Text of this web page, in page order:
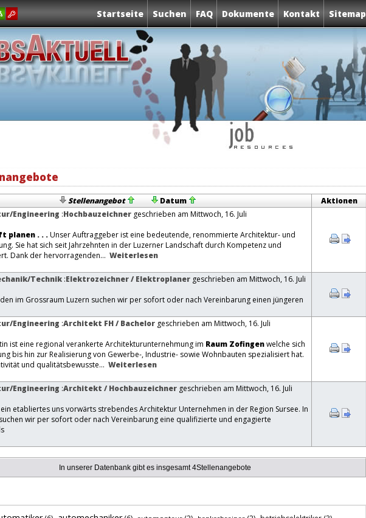
Startseite Suchen FAQ Dokumente Kontakt Sitemap
Stellenangebot Datum
Aktionen
Engineering :Hochbauzeichner geschrieben am Mittwoch, 16. Juli
planen . . .Unser Auftraggeber ist eine bedeutende, renommierte Architektur- und
Sie hat sich seit Jahrzehnten in der Luzerner Landschaft durch Kompetenz und
Dank der hervorragenden... Weiterlesen
Technik :Elektrozeichner / Elektroplaner geschrieben am Mittwoch, 16. Juli
im Grossraum Luzern suchen wir per sofort oder nach Vereinbarung einen jüngeren
Engineering :Architekt FH / Bachelor geschrieben am Mittwoch, 16. Juli
ist eine regional verankerte Architekturunternehmung im Raum Zofingenwelche sich
bis hin zur Realisierung von Gewerbe-, Industrie- sowie Wohnbauten spezialisiert hat.
und qualitätsbewusste... Weiterlesen
Engineering :Architekt / Hochbauzeichner geschrieben am Mittwoch, 16. Juli
etabliertes uns vorwärts strebendes Architektur Unternehmen in der Region Sursee. In
wir per sofort oder nach Vereinbarung eine qualifizierte und engagierte
In unserer Datenbank gibt es insgesamt 4Stellenangebote